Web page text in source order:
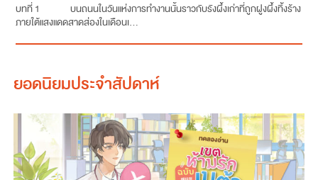
บทที่ 1 บนถนนในวันแห่งการทำงานนั้นราวกับรังผึ้งเก่าที่ถูกฝูงผึ้งทิ้งร้าง
ภายใต้แสงแดดสาดส่องในเดือนเ...
ยอดนิยมประจำสัปดาห์